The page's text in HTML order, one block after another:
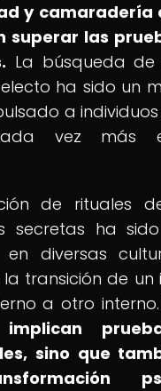
y camaradería
superar las
La búsqueda
ha sido un
a
vez más
de rituales
secretas ha
diversas
transición de un
a otro interno.
sino que